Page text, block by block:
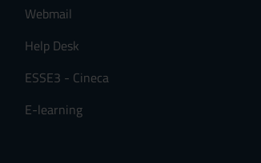
Webmail
Help Desk
ESSE3 - Cineca
E-learning